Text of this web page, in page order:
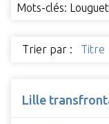
Mots-clés:
Trier par : Titre
Lille